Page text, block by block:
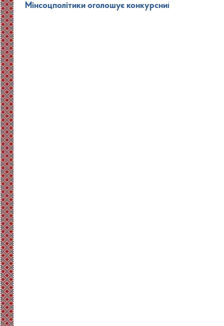
Мінсоцполітики оголошує конкурсний відбір до